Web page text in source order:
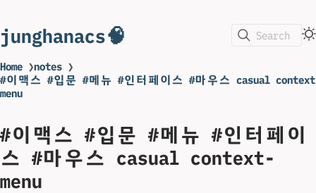
junghanacs🧠 Search
Home ❯notes ❯
#이맥스 #입문 #메뉴 #인터페이스 #마우스 casual context
menu
#이맥스 #입문 #메뉴 #인터페이
스 #마우스 casual context-
menu